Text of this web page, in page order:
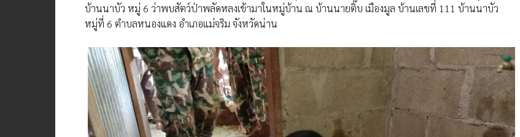
บ้านนาบัว หมู่ 6 ว่าพบสัตว์ป่าพลัดหลงเข้ามาในหมู่บ้าน ณ บ้านนายติ๊บ เมืองมูล บ้านเลขที่ 111 บ้านนาบัว
หมู่ที่ 6 ตำบลหนองแดง อำเภอแม่จริม จังหวัดน่าน